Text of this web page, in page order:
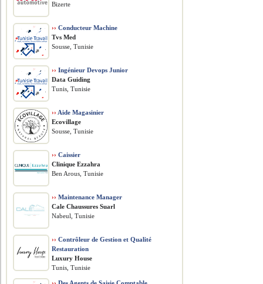
Bizerte
›› Conducteur Machine
Tvs Med
Sousse, Tunisie
›› Ingénieur Devops Junior
Data Guiding
Tunis, Tunisie
›› Aide Magasinier
Ecovillage
Sousse, Tunisie
›› Caissier
Clinique Ezzahra
Ben Arous, Tunisie
›› Maintenance Manager
Cale Chaussures Suarl
Nabeul, Tunisie
›› Contrôleur de Gestion et Qualité
Restauration
Luxury House
Tunis, Tunisie